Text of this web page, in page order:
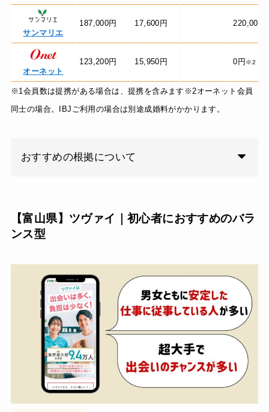
サンマリエ
187,000円 17,600円 220,000
オーネット
123,200円 15,950円 0円 ※2
※1会員数は提携がある場合は、提携を含みます※2オーネット会員
同士の場合。IBJご利用の場合は別途成婚料がかかります。
おすすめの根拠について
【富山県】ツヴァイ｜初心者におすすめのバラ
ンス型